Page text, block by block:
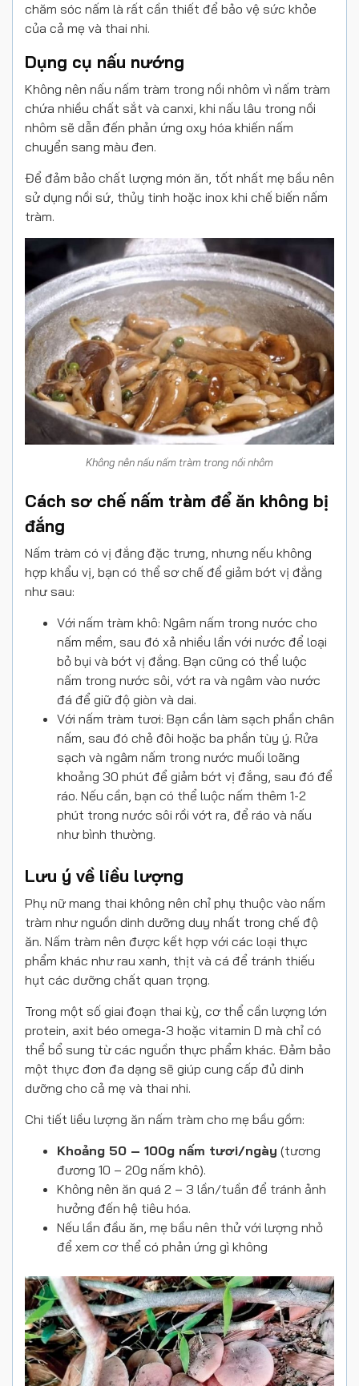
chăm sóc nấm là rất cần thiết để bảo vệ sức khỏe
của cả mẹ và thai nhi.
Dụng cụ nấu nướng
Không nên nấu nấm tràm trong nồi nhôm vì nấm tràm
chứa nhiều chất sắt và canxi, khi nấu lâu trong nồi
nhôm sẽ dẫn đến phản ứng oxy hóa khiến nấm
chuyển sang màu đen.
Để đảm bảo chất lượng món ăn, tốt nhất mẹ bầu nên
sử dụng nồi sứ, thủy tinh hoặc inox khi chế biến nấm
tràm.
Không nên nấu nấm tràm trong nồi nhôm
Cách sơ chế nấm tràm để ăn không bị
đắng
Nấm tràm có vị đắng đặc trưng, nhưng nếu không
hợp khẩu vị, bạn có thể sơ chế để giảm bớt vị đắng
như sau:
Với nấm tràm khô: Ngâm nấm trong nước cho
nấm mềm, sau đó xả nhiều lần với nước để loại
bỏ bụi và bớt vị đắng. Bạn cũng có thể luộc
nấm trong nước sôi, vớt ra và ngâm vào nước
đá để giữ độ giòn và dai.
Với nấm tràm tươi: Bạn cần làm sạch phần chân
nấm, sau đó chẻ đôi hoặc ba phần tùy ý. Rửa
sạch và ngâm nấm trong nước muối loãng
khoảng 30 phút để giảm bớt vị đắng, sau đó để
ráo. Nếu cần, bạn có thể luộc nấm thêm 1-2
phút trong nước sôi rồi vớt ra, để ráo và nấu
như bình thường.
Lưu ý về liều lượng
Phụ nữ mang thai không nên chỉ phụ thuộc vào nấm
tràm như nguồn dinh dưỡng duy nhất trong chế độ
ăn. Nấm tràm nên được kết hợp với các loại thực
phẩm khác như rau xanh, thịt và cá để tránh thiếu
hụt các dưỡng chất quan trọng.
Trong một số giai đoạn thai kỳ, cơ thể cần lượng lớn
protein, axit béo omega-3 hoặc vitamin D mà chỉ có
thể bổ sung từ các nguồn thực phẩm khác. Đảm bảo
một thực đơn đa dạng sẽ giúp cung cấp đủ dinh
dưỡng cho cả mẹ và thai nhi.
Chi tiết liều lượng ăn nấm tràm cho mẹ bầu gồm:
Khoảng 50 – 100g nấm tươi/ngày (tương
đương 10 – 20g nấm khô).
Không nên ăn quá 2 – 3 lần/tuần để tránh ảnh
hưởng đến hệ tiêu hóa.
Nếu lần đầu ăn, mẹ bầu nên thử với lượng nhỏ
để xem cơ thể có phản ứng gì không